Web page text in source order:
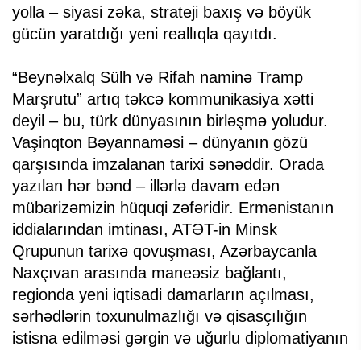
yolla – siyasi zəka, strateji baxış və böyük
gücün yaratdığı yeni reallıqla qayıtdı.
“Beynəlxalq Sülh və Rifah naminə Tramp
Marşrutu” artıq təkcə kommunikasiya xətti
deyil – bu, türk dünyasının birləşmə yoludur.
Vaşinqton Bəyannaməsi – dünyanın gözü
qarşısında imzalanan tarixi sənəddir. Orada
yazılan hər bənd – illərlə davam edən
mübarizəmizin hüquqi zəfəridir. Ermənistanın
iddialarından imtinası, ATƏT-in Minsk
Qrupunun tarixə qovuşması, Azərbaycanla
Naxçıvan arasında maneəsiz bağlantı,
regionda yeni iqtisadi damarların açılması,
sərhədlərin toxunulmazlığı və qisasçılığın
istisna edilməsi gərgin və uğurlu diplomatiyanın